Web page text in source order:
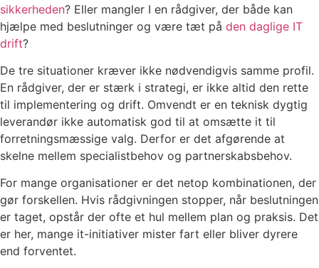
sikkerheden? Eller mangler I en rådgiver, der både kan
hjælpe med beslutninger og være tæt på den daglige IT
drift?
De tre situationer kræver ikke nødvendigvis samme profil.
En rådgiver, der er stærk i strategi, er ikke altid den rette
til implementering og drift. Omvendt er en teknisk dygtig
leverandør ikke automatisk god til at omsætte it til
forretningsmæssige valg. Derfor er det afgørende at
skelne mellem specialistbehov og partnerskabsbehov.
For mange organisationer er det netop kombinationen, der
gør forskellen. Hvis rådgivningen stopper, når beslutningen
er taget, opstår der ofte et hul mellem plan og praksis. Det
er her, mange it-initiativer mister fart eller bliver dyrere
end forventet.